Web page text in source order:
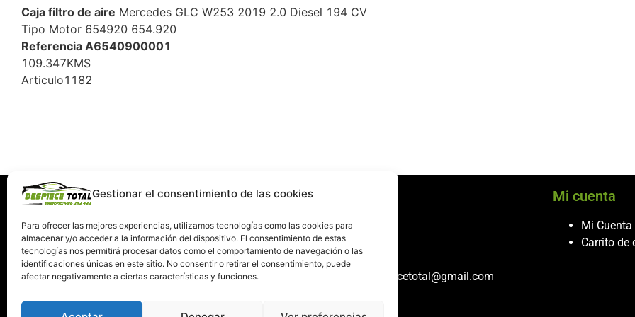
Gestionar el consentimiento de las cookies
Para ofrecer las mejores experiencias, utilizamos tecnologías como las cookies para
almacenar y/o acceder a la información del dispositivo. El consentimiento de estas
tecnologías nos permitirá procesar datos como el comportamiento de navegación o las
identificaciones únicas en este sitio. No consentir o retirar el consentimiento, puede
afectar negativamente a ciertas características y funciones.
Caja filtro de aire Mercedes GLC W253 2019 2.0 Diesel 194 CV
Tipo Motor 654920 654.920
Referencia A6540900001
109.347KMS
Articulo1182
Información
Quiénes somos
Condiciones de devolución y garantía
Política de Privacidad
Términos y Condiciones de Uso
Servicio al cliente
Contacto
986 243 432
608 867 074
recambiosdespiecetotal@gmail.com
Mi cuenta
Mi Cuenta
Carrito de